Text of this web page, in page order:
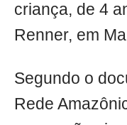
criança, de 4
Renner, em
Segundo o
Rede